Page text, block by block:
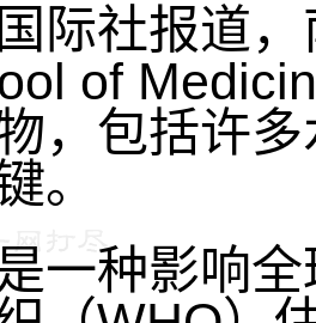
际社报道
of
，包括许
。
一种影响